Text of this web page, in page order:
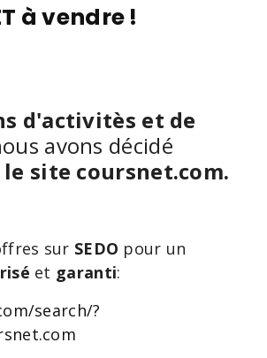
à vendre !
d'activitès et de
avons décidé
site coursnet.com.
sur SEDO pour un
et garanti:
search/?